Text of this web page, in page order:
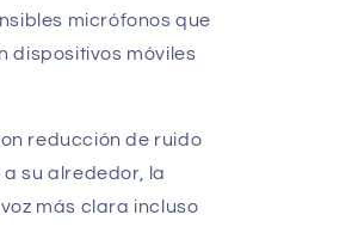
micrófonos que
dispositivos móviles
reducción de ruido
su alrededor, la
más clara incluso